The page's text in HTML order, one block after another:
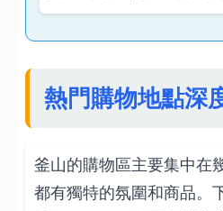
熱門購物地點深
釜山的購物區主要集中在
都有獨特的氛圍和商品。